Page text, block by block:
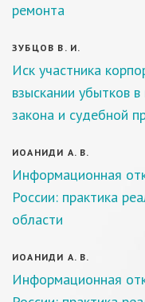
ремонта
ЗУБЦОВ В. И.
Иск участника
взыскании убытков
закона и судебной
ИОАНИДИ А. В.
Информационная
России: практика
области
ИОАНИДИ А. В.
Информационная